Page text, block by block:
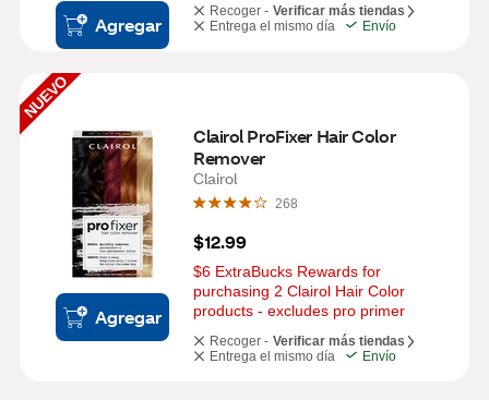
Agregar
Recoger - Verificar más tiendas
Entrega el mismo día
Envío
NUEVO
Agregar
Clairol ProFixer Hair Color
Remover
Clairol
268
$12.99
$6 ExtraBucks Rewards for
purchasing 2 Clairol Hair Color
products - excludes pro primer
Recoger - Verificar más tiendas
Entrega el mismo día
Envío